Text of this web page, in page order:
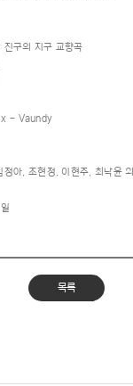
구의 지구 교향곡
- Vaundy
아, 조현정, 이현주, 최낙윤 외
목록